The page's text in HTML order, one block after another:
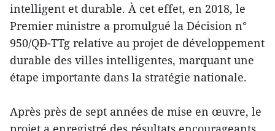
intelligent et durable. À cet effet, en 2018, le
Premier ministre a promulgué la Décision n°
950/QĐ-TTg relative au projet de développement
durable des villes intelligentes, marquant une
étape importante dans la stratégie nationale.
Après près de sept années de mise en œuvre, le